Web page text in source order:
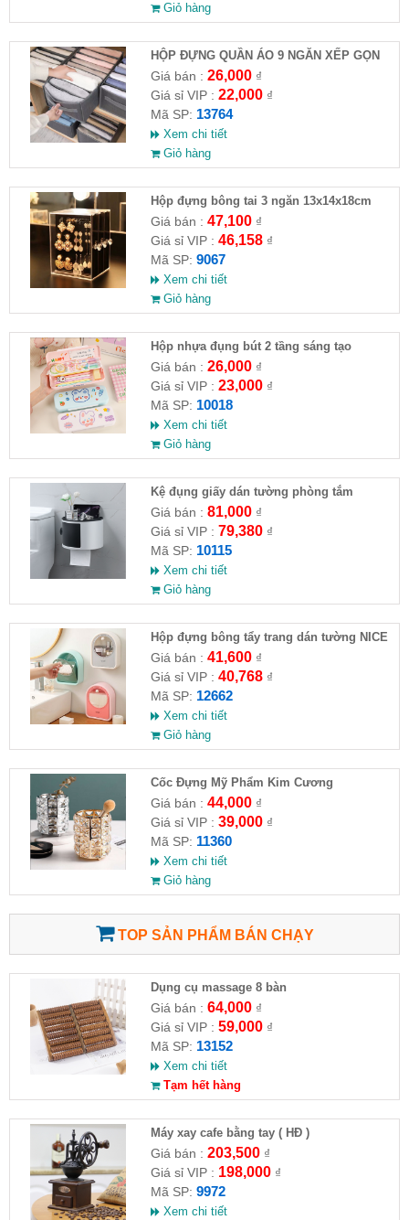
Giỏ hàng
HỘP ĐỰNG QUẦN ÁO 9 NGĂN XẾP GỌN
Giá bán : 26,000₫
Giá sỉ VIP : 22,000₫
Mã SP: 13764
Xem chi tiết
Giỏ hàng
Hộp đựng bông tai 3 ngăn 13x14x18cm
Giá bán : 47,100₫
Giá sỉ VIP : 46,158₫
Mã SP: 9067
Xem chi tiết
Giỏ hàng
Hộp nhựa đụng bút 2 tầng sáng tạo
Giá bán : 26,000₫
Giá sỉ VIP : 23,000₫
Mã SP: 10018
Xem chi tiết
Giỏ hàng
Kệ đụng giấy dán tường phòng tắm
Giá bán : 81,000₫
Giá sỉ VIP : 79,380₫
Mã SP: 10115
Xem chi tiết
Giỏ hàng
Hộp đựng bông tẩy trang dán tường NICE
Giá bán : 41,600₫
Giá sỉ VIP : 40,768₫
Mã SP: 12662
Xem chi tiết
Giỏ hàng
Cốc Đựng Mỹ Phẩm Kim Cương
Giá bán : 44,000₫
Giá sỉ VIP : 39,000₫
Mã SP: 11360
Xem chi tiết
Giỏ hàng
TOP SẢN PHẨM BÁN CHẠY
Dụng cụ massage 8 bàn
Giá bán : 64,000₫
Giá sỉ VIP : 59,000₫
Mã SP: 13152
Xem chi tiết
Tạm hết hàng
Máy xay cafe bằng tay ( HĐ )
Giá bán : 203,500₫
Giá sỉ VIP : 198,000₫
Mã SP: 9972
Xem chi tiết